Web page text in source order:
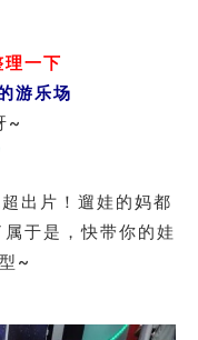
一下
游乐场
~
出片！遛娃的妈都
于是，快带你的娃
~